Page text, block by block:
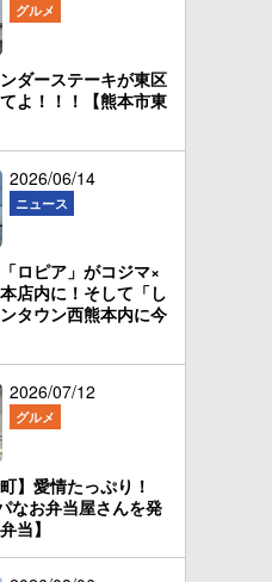
グルメ
ダーステーキが東区
よ！！！【熊本市東
2026/06/14
ニュース
ロピア」がコジマ×
店内に！そして「し
タウン西熊本内に今
2026/07/12
グルメ
】愛情たっぷり！
なお弁当屋さんを発
当】